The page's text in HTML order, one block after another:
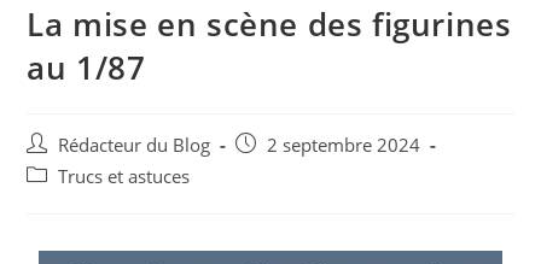
La mise en scène des figurines
au 1/87
Rédacteur du Blog
2 septembre 2024
Trucs et astuces